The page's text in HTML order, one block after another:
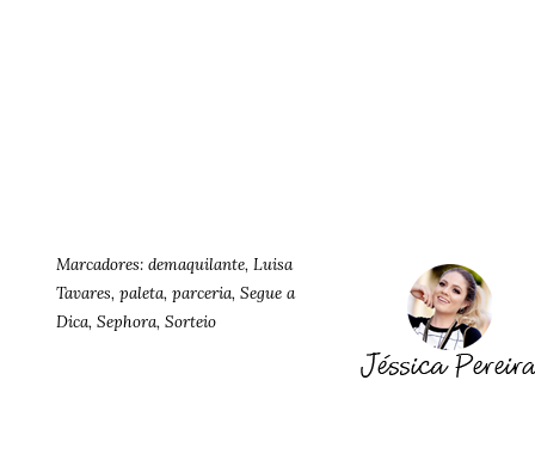
Marcadores: demaquilante, Luisa
Tavares, paleta, parceria, Segue a
Dica, Sephora, Sorteio